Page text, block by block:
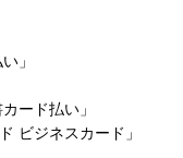
」
ード払い」
ビジネスカード」